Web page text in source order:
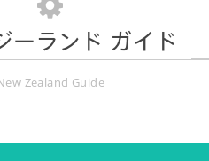
贈与税
ーランド ガイド
Zealand Guide